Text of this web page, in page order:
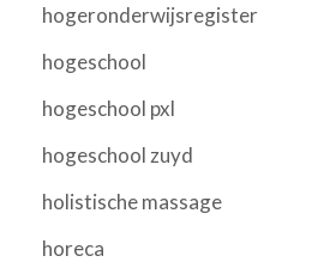
hogeronderwijsregister
hogeschool
hogeschool pxl
hogeschool zuyd
holistische massage
horeca